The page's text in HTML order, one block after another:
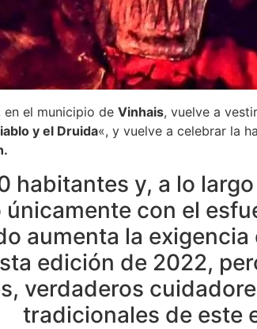
en el municipio de Vinhais, vuelve a
y el Druida«, y vuelve a celebrar la
habitantes y, a lo
con el
aumenta la
edición de 2022,
verdaderos
tradicionales de este